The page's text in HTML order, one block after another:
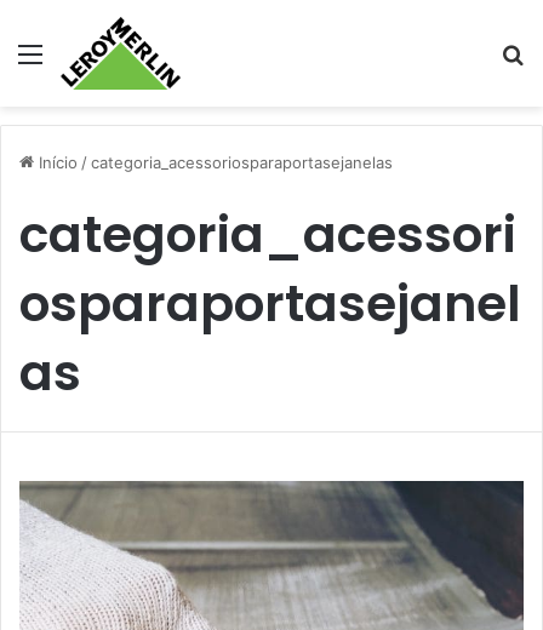
Menu
Início /categoria_acessoriosparaportasejanelas
categoria_acessori
osparaportasejanel
as